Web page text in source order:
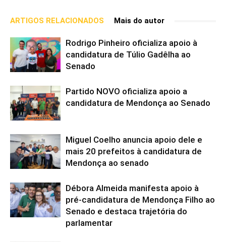
ARTIGOS RELACIONADOS Mais do autor
Rodrigo Pinheiro oficializa apoio à
candidatura de Túlio Gadêlha ao
Senado
Partido NOVO oficializa apoio a
candidatura de Mendonça ao Senado
Miguel Coelho anuncia apoio dele e
mais 20 prefeitos à candidatura de
Mendonça ao senado
Débora Almeida manifesta apoio à
pré-candidatura de Mendonça Filho ao
Senado e destaca trajetória do
parlamentar